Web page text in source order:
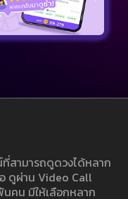
สามารถดูดวงได้หลาก
ดูผ่าน Video Call
คน มีให้เลือกหลาก